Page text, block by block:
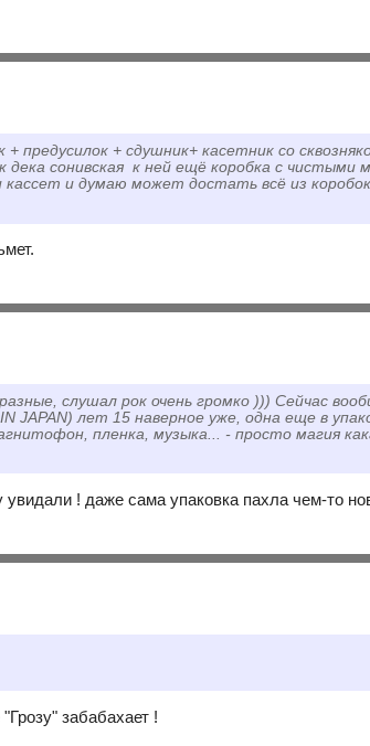
предусилок + сдушник+ касетник со
дека сонивская к ней ещё коробка с чистыми
и думаю может достать всё из
слушал рок очень громко ))) Сейчас
лет 15 наверное уже, одна еще в
пленка, музыка... - просто магия
увидали ! даже сама упаковка пахла чем-то
забабахает !